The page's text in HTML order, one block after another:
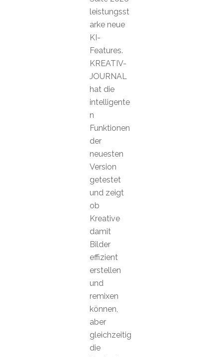
leistungsst
arke neue
KI-
Features.
KREATIV-
JOURNAL
hat die
intelligente
n
Funktionen
der
neuesten
Version
getestet
und zeigt
ob
Kreative
damit
Bilder
effizient
erstellen
und
remixen
können,
aber
gleichzeitig
die